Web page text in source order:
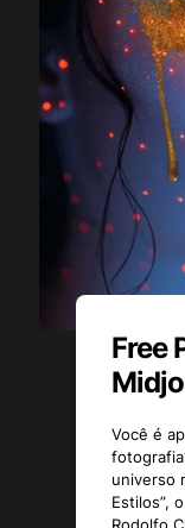
Free
Você é
universo
Estilos”,